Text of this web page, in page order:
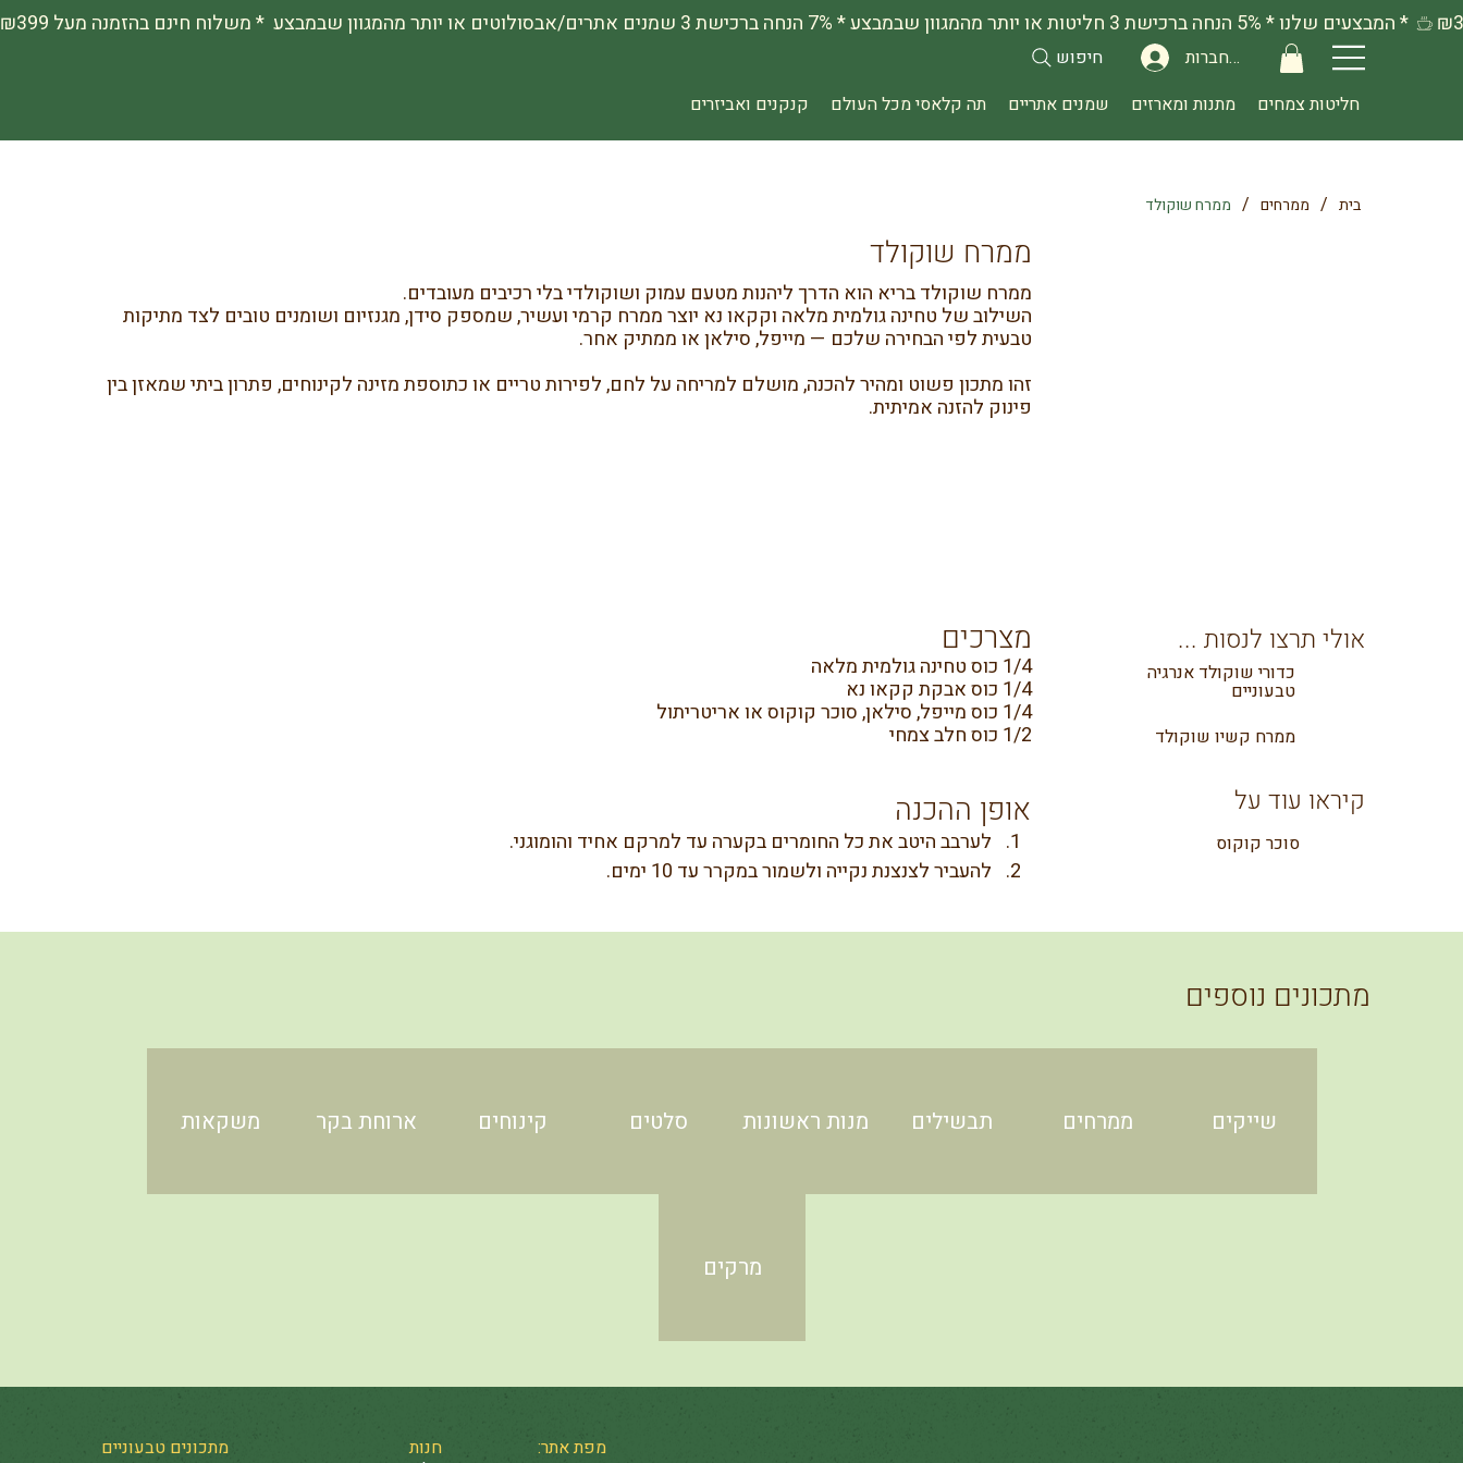
להתחברות
חיפוש
חליטות צמחים
מתנות ומארזים שמנים אתריים תה קלאסי מכל העולם קנקנים ואביזרים
בית / ממרחים / ממרח שוקולד
ממרח שוקולד
ממרח שוקולד בריא הוא הדרך ליהנות מטעם עמוק ושוקולדי בלי רכיבים מעובדים.
השילוב של טחינה גולמית מלאה וקקאו נא יוצר ממרח קרמי ועשיר, שמספק סידן, מגנזיום ושומנים טובים לצד מתיקות
טבעית לפי הבחירה שלכם — מייפל, סילאן או ממתיק אחר.
זהו מתכון פשוט ומהיר להכנה, מושלם למריחה על לחם, לפירות טריים או כתוספת מזינה לקינוחים, פתרון ביתי שמאזן בין
פינוק להזנה אמיתית.
אולי תרצו לנסות ...
כדורי שוקולד אנרגיה
טבעוניים
ממרח קשיו שוקולד
קיראו עוד על
סוכר קוקוס
מצרכים
1/4 כוס טחינה גולמית מלאה
1/4 כוס אבקת קקאו נא
1/4 כוס מייפל, סילאן, סוכר קוקוס או אריטריתול
1/2 כוס חלב צמחי
אופן ההכנה
לערבב היטב את כל החומרים בקערה עד למרקם אחיד והומוגני.
להעביר לצנצנת נקייה ולשמור במקרר עד 10 ימים.
מתכונים נוספים
שייקים ממרחים תבשילים מנות ראשונות סלטים קינוחים ארוחת בקר משקאות
מרקים
מפת אתר:
חנות
מתכונים טבעוניים